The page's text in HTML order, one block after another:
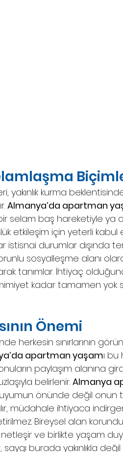
kurma beklentisinden
Almanya’da apartman
bir selam baş hareketiyle ya
etkileşim için yeterli kabul
durumlar dışında
sosyalleşme alanı
tanımlar. İhtiyaç
kadar tamamen yok
Önemi
herkesin sınırlarının
apartman yaşamı
paylaşım alanına
belirlenir. Almanya
uyumun önünde değil onun
müdahale ihtiyaca
Bireysel alan
ve birlikte yaşam
burada yakınlıkla